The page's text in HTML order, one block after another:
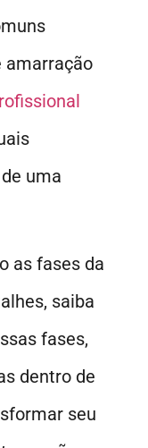
amarração
uma
as fases da
saiba
fases,
dentro de
seu